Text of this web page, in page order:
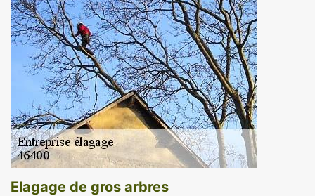
Elagage de gros arbres